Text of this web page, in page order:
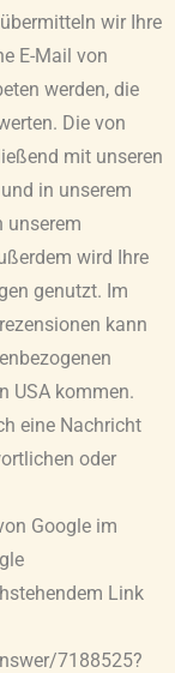
wir Ihre
E-Mail von
werden, die
Die von
mit unseren
in unserem
unserem
wird Ihre
genutzt. Im
kann
USA kommen.
eine Nachricht
oder
Google im
Link
7188525?